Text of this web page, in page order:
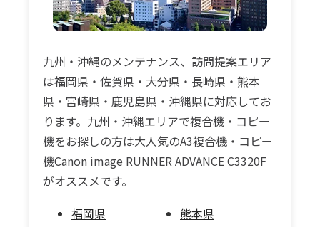
九州・沖縄のメンテナンス、訪問提案エリア
は福岡県・佐賀県・大分県・長崎県・熊本
県・宮崎県・鹿児島県・沖縄県に対応してお
ります。九州・沖縄エリアで複合機・コピー
機をお探しの方は大人気のA3複合機・コピー
機Canon image RUNNER ADVANCE C3320F
がオススメです。
福岡県
熊本県